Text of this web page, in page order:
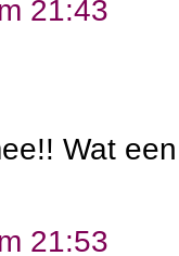
21:43
Wat
21:53